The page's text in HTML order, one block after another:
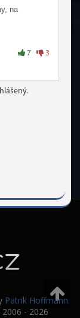
na
7 3
Patrik Hoffmann.
- 2026